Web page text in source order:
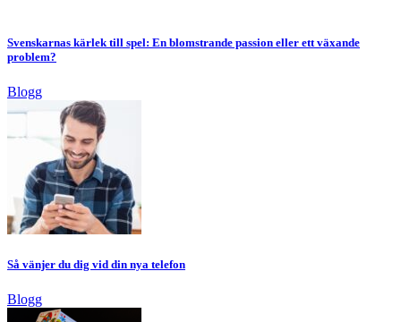
Svenskarnas kärlek till spel: En blomstrande passion eller ett växande
problem?
Blogg
Så vänjer du dig vid din nya telefon
Blogg